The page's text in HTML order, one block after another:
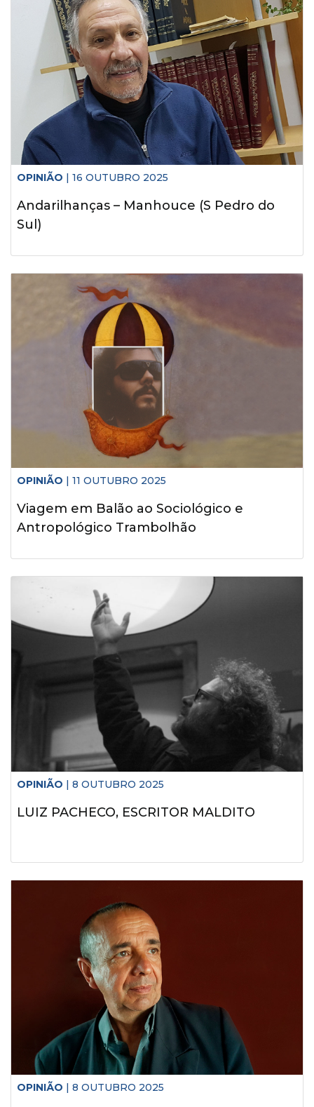
OPINIÃO | 16 OUTUBRO 2025
Andarilhanças – Manhouce (S Pedro do
Sul)
OPINIÃO | 11 OUTUBRO 2025
Viagem em Balão ao Sociológico e
Antropológico Trambolhão
OPINIÃO | 8 OUTUBRO 2025
LUIZ PACHECO, ESCRITOR MALDITO
OPINIÃO | 8 OUTUBRO 2025